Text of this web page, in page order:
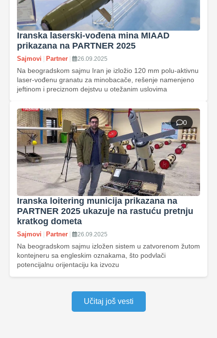
Iranska laserski-vođena mina MIAAD
prikazana na PARTNER 2025
Sajmovi Partner 26.09.2025
Na beogradskom sajmu Iran je izložio 120 mm polu-aktivnu
laser-vođenu granatu za minobacače, rešenje namenjeno
jeftinom i preciznom dejstvu u otežanim uslovima
0
Iranska loitering municija prikazana na
PARTNER 2025 ukazuje na rastuću pretnju
kratkog dometa
Sajmovi Partner 26.09.2025
Na beogradskom sajmu izložen sistem u zatvorenom žutom
kontejneru sa engleskim oznakama, što podvlači
potencijalnu orijentaciju ka izvozu
Učitaj još vesti